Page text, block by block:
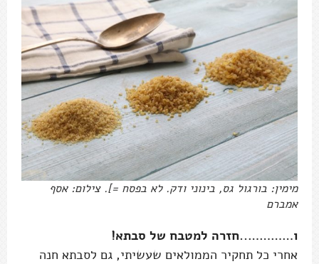
מימין: בורגול גס, בינוני ודק. לא בפסח =]. צילום: אסף
אמברם
ו…………..חזרה למטבח של סבתא!
אחרי כל תחקיר הממולאים שעשיתי, גם לסבתא חנה